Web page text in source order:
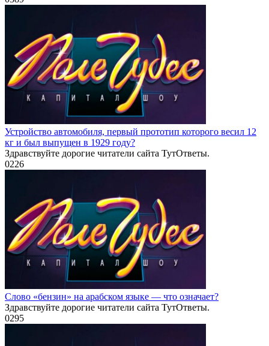
Устройство автомобиля, первый прототип которого весил 12
кг и был выпущен в 1929 году?
Здравствуйте дорогие читатели сайта ТутОтветы.
0226
Слово «бензин» на арабском языке — что означает?
Здравствуйте дорогие читатели сайта ТутОтветы.
0295